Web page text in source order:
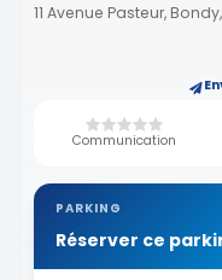
11 Avenue Pasteur,
Communication
PARKING
Réserver ce